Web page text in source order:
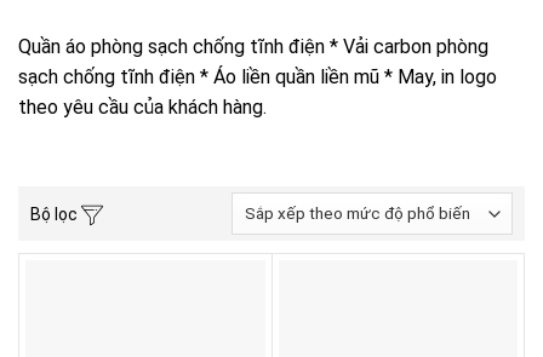
Quần áo phòng sạch chống tĩnh điện * Vải carbon phòng
sạch chống tĩnh điện * Áo liền quần liền mũ * May, in logo
theo yêu cầu của khách hàng.
Bộ lọc